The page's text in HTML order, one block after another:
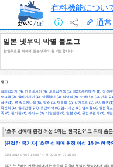
有料機能につい
通常